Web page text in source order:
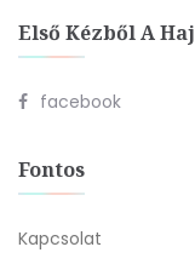
Első Kézből A
facebook
Fontos
Kapcsolat